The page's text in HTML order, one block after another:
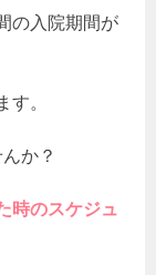
の入院期間が
。
か？
時のスケジュ